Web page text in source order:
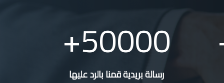
50000
رسالة بريدية قمنا بالرد عليها